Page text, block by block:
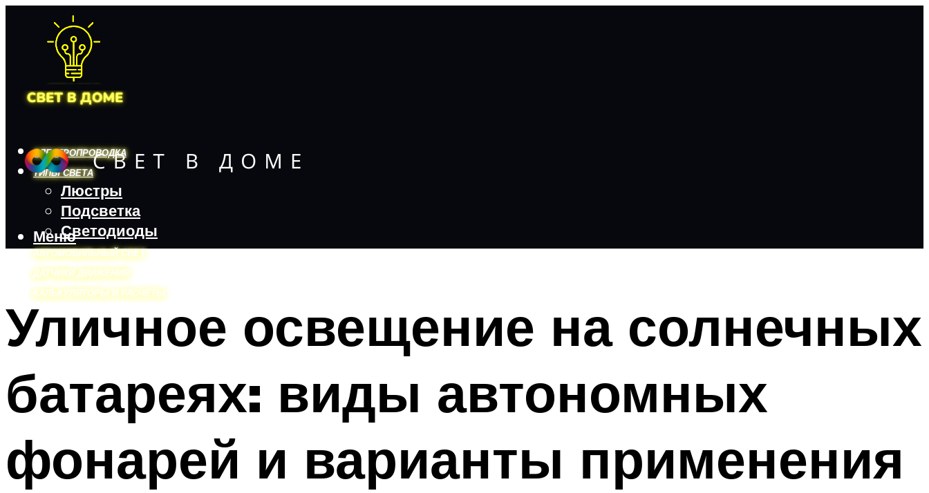
ЭЛЕКТРОПРОВОДКА
ТИПЫ СВЕТА
Люстры
Подсветка
Светодиоды
АВТОМОБИЛЬНЫЙ СВЕТ
ДАТЧИКИ ДВИЖЕНИЯ
КАЛЬКУЛЯТОРЫ И РАСЧЕТЫ
Меню
Меню
Уличное освещение на солнечных
батареях: виды автономных
фонарей и варианты применения